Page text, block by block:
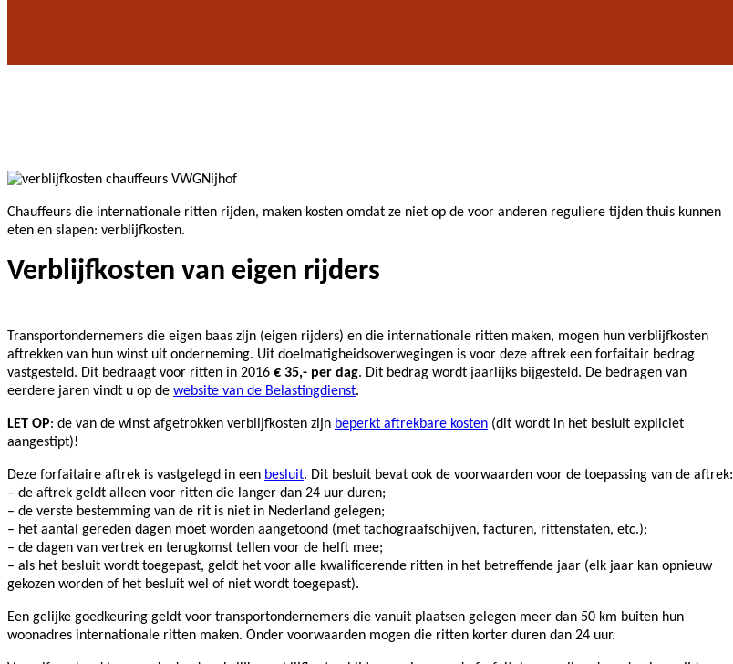
Chauffeurs die internationale ritten rijden, maken kosten omdat ze niet op de voor anderen reguliere tijden thuis kunnen
eten en slapen: verblijfkosten.
Verblijfkosten van eigen rijders
Transportondernemers die eigen baas zijn (eigen rijders) en die internationale ritten maken, mogen hun verblijfkosten
aftrekken van hun winst uit onderneming. Uit doelmatigheidsoverwegingen is voor deze aftrek een forfaitair bedrag
vastgesteld. Dit bedraagt voor ritten in 2016 € 35,- per dag. Dit bedrag wordt jaarlijks bijgesteld. De bedragen van
eerdere jaren vindt u op de website van de Belastingdienst.
LET OP: de van de winst afgetrokken verblijfkosten zijn beperkt aftrekbare kosten (dit wordt in het besluit expliciet
aangestipt)!
Deze forfaitaire aftrek is vastgelegd in een besluit. Dit besluit bevat ook de voorwaarden voor de toepassing van de aftrek:
– de aftrek geldt alleen voor ritten die langer dan 24 uur duren;
– de verste bestemming van de rit is niet in Nederland gelegen;
– het aantal gereden dagen moet worden aangetoond (met tachograafschijven, facturen, rittenstaten, etc.);
– de dagen van vertrek en terugkomst tellen voor de helft mee;
– als het besluit wordt toegepast, geldt het voor alle kwalificerende ritten in het betreffende jaar (elk jaar kan opnieuw
gekozen worden of het besluit wel of niet wordt toegepast).
Een gelijke goedkeuring geldt voor transportondernemers die vanuit plaatsen gelegen meer dan 50 km buiten hun
woonadres internationale ritten maken. Onder voorwaarden mogen die ritten korter duren dan 24 uur.